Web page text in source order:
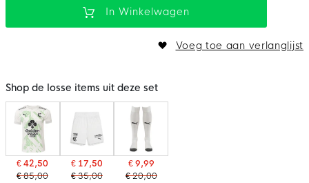
In Winkelwagen
Voeg toe aan verlanglijst
Shop de losse items uit deze set
€ 42,50
€ 85,00
€ 17,50
€ 35,00
€ 9,99
€ 20,00